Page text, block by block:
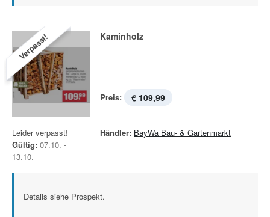
Verpasst! Kaminholz
Preis: € 109,99
Leider verpasst!
Gültig: 07.10. -
13.10.
Händler: BayWa Bau- & Gartenmarkt
Details siehe Prospekt.